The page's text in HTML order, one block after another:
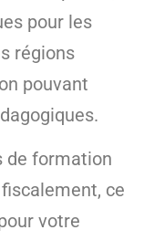
pour les
régions
pouvant
de formation
ce
votre